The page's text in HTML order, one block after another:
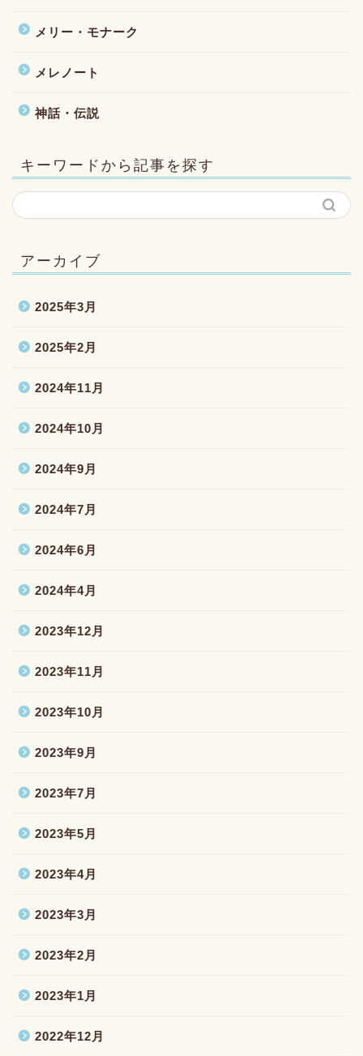
メリー・モナーク
メレノート
神話・伝説
キーワードから記事を探す
アーカイブ
2025年3月
2025年2月
2024年11月
2024年10月
2024年9月
2024年7月
2024年6月
2024年4月
2023年12月
2023年11月
2023年10月
2023年9月
2023年7月
2023年5月
2023年4月
2023年3月
2023年2月
2023年1月
2022年12月